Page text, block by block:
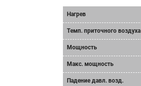
Нагрев
Tемп. приточного воздуха
Мощность
Mакс. мощность
Падение давл. возд.